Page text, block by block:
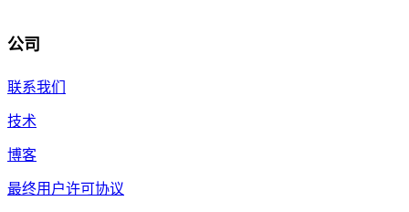
公司
联系我们
技术
博客
最终用户许可协议